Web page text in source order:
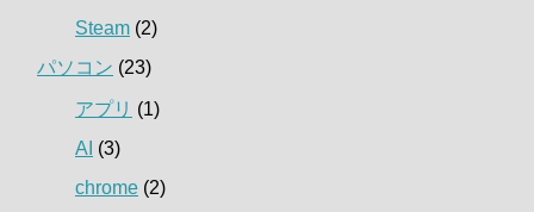
Steam (2)
パソコン (23)
アプリ (1)
AI (3)
chrome (2)